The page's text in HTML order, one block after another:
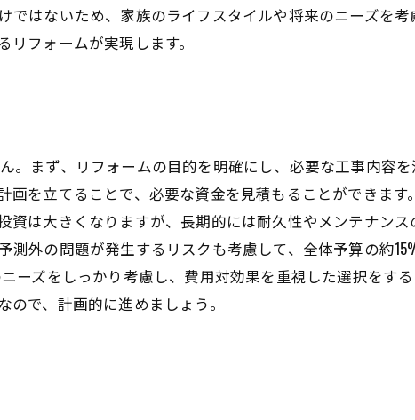
はないため、家族のライフスタイルや将来のニーズを
フォームが実現します。
。まず、リフォームの目的を明確にし、必要な工事内容
を立てることで、必要な資金を見積もることができます
は大きくなりますが、長期的には耐久性やメンテナン
外の問題が発生するリスクも考慮して、全体予算の約
ーズをしっかり考慮し、費用対効果を重視した選択をす
で、計画的に進めましょう。